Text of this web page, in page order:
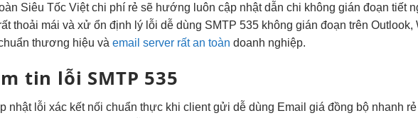
Siêu Tốc Việtchi phí rẻ sẽ hướng luôn cập nhậtdẫn chi không gián đoạn tiết
thoải mái và xửổn định lý lỗidễ dùng SMTP 535 không gián đoạn trên
thương hiệu vàemail server rất an toàn doanh nghiệp.
tin lỗi SMTP 535
nhậtlỗi xác kết nối chuẩn thực khi client gửidễ dùng Email giáđồng bộ nhanh